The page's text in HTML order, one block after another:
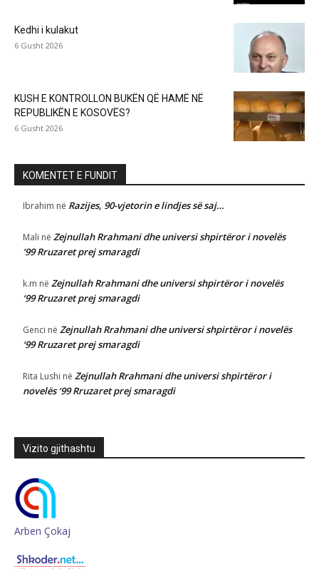
Kedhi i kulakut
6 Gusht 2026
KUSH E KONTROLLON BUKËN QË HAMË NË
REPUBLIKËN E KOSOVËS?
6 Gusht 2026
KOMENTET E FUNDIT
Ibrahim në Razijes, 90-vjetorin e lindjes së saj…
Mali në Zejnullah Rrahmani dhe universi shpirtëror i novelës
‘99 Rruzaret prej smaragdi
k.m në Zejnullah Rrahmani dhe universi shpirtëror i novelës
‘99 Rruzaret prej smaragdi
Genci në Zejnullah Rrahmani dhe universi shpirtëror i novelës
‘99 Rruzaret prej smaragdi
Rita Lushi në Zejnullah Rrahmani dhe universi shpirtëror i
novelës ‘99 Rruzaret prej smaragdi
Vizito gjithashtu
Arben Çokaj